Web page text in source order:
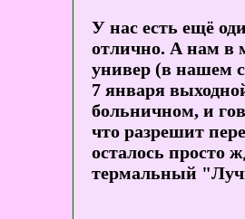
У нас есть ещё
отлично. А нам в
универ (в нашем
7 января
больничном, и
что разрешит
осталось просто
термальный